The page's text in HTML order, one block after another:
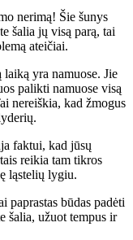
nerimą! Šie šunys
šalia jų visą parą, tai
ateičiai.
laiką yra namuose. Jie
palikti namuose visą
nereiškia, kad žmogus
faktui, kad jūsų
reikia tam tikros
ląstelių lygiu.
paprastas būdas padėti
šalia, užuot tempus ir